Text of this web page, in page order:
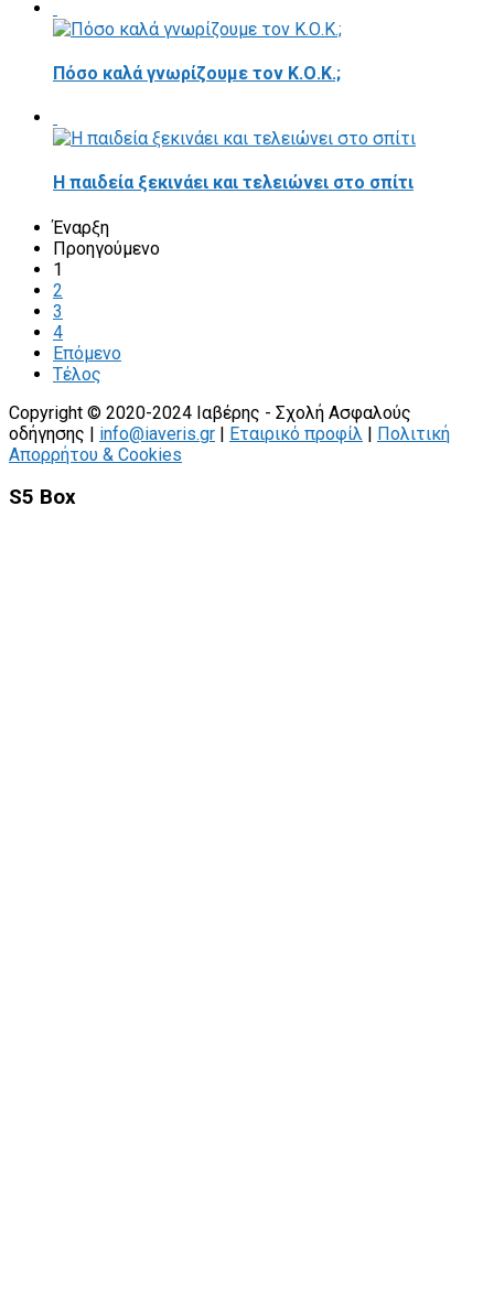
Πόσο καλά γνωρίζουμε τον Κ.Ο.Κ.;
Η παιδεία ξεκινάει και τελειώνει στο σπίτι
Έναρξη
Προηγούμενο
1
2
3
4
Επόμενο
Τέλος
Copyright © 2020-2024 Ιαβέρης - Σχολή Ασφαλούς
οδήγησης | info@iaveris.gr | Εταιρικό προφίλ | Πολιτική
Απορρήτου & Cookies
S5 Box